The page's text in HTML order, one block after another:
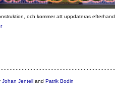
och kommer att uppdateras efterhand.
Johan Jentelland Patrik Bodin